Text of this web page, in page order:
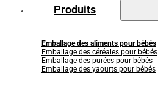
Produits
Emballage des aliments pour bébés
Emballage des céréales pour bébés
Emballage des purées pour bébés
Emballage des yaourts pour bébés